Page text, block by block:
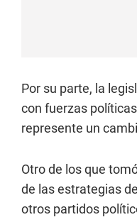
Por su parte, la
con fuerzas
represente un
Otro de los que
de las estrategias
otros partidos